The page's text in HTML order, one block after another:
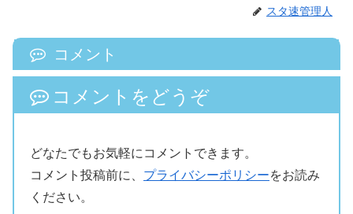
スタ速管理人
コメント
コメントをどうぞ
どなたでもお気軽にコメントできます。
コメント投稿前に、 プライバシーポリシーをお読み
ください。